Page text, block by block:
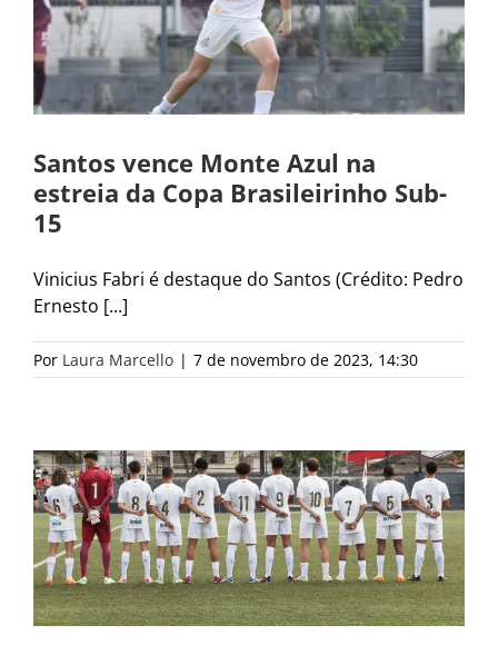
Santos vence Monte Azul na
estreia da Copa Brasileirinho Sub-
15
Vinicius Fabri é destaque do Santos (Crédito: Pedro
Ernesto [...]
Por Laura Marcello | 7 de novembro de 2023, 14:30